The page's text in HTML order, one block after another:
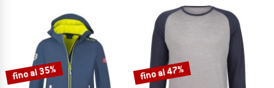
fino al 35% fino al 47%